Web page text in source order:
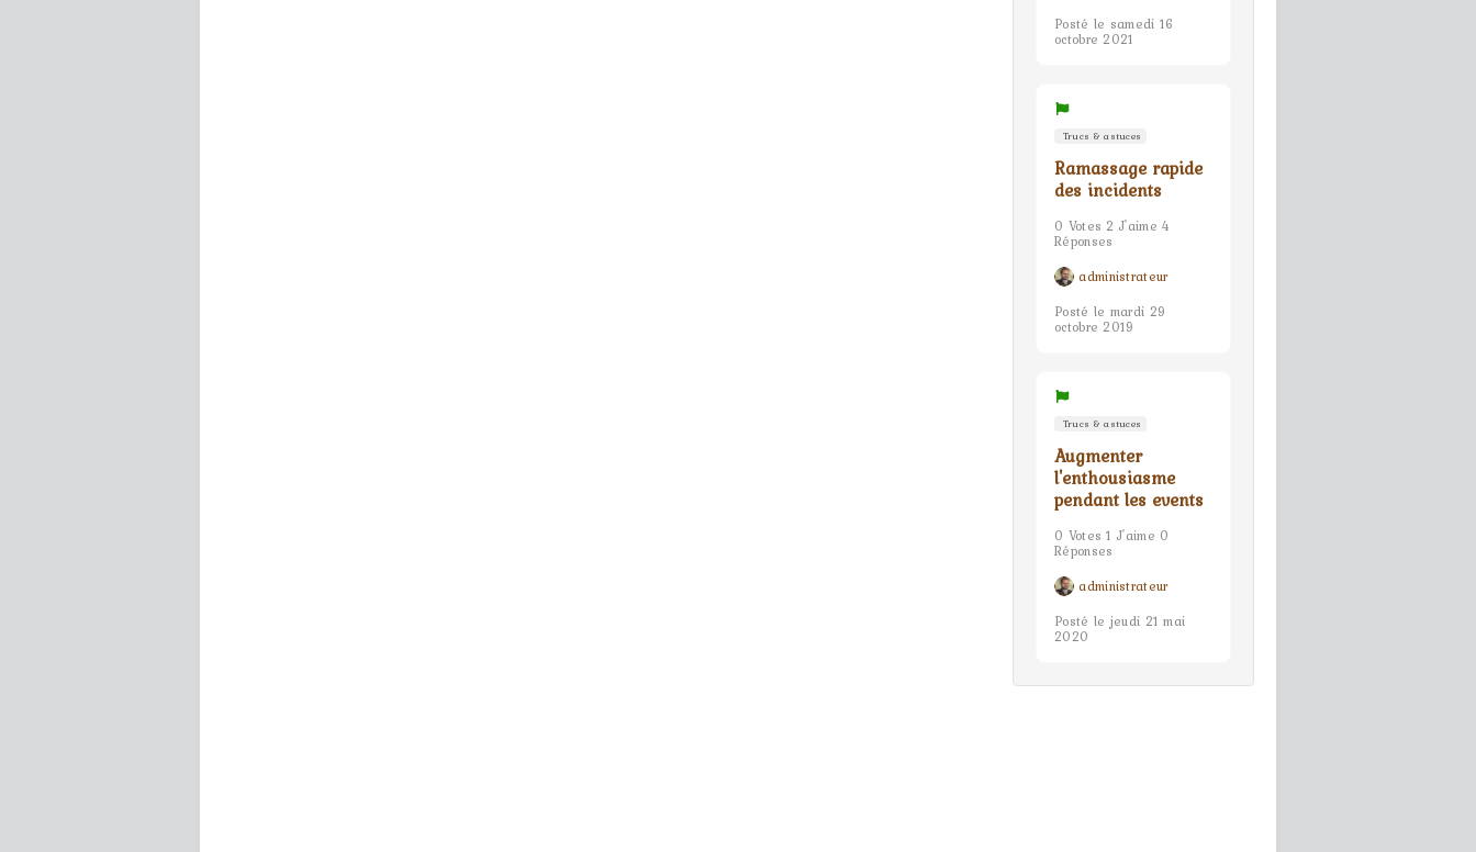
Posté le samedi 16
octobre 2021
Trucs & astuces
Ramassage rapide
des incidents
0 Votes 2 J'aime 4
Réponses
administrateur
Posté le mardi 29
octobre 2019
Trucs & astuces
Augmenter
l'enthousiasme
pendant les events
0 Votes 1 J'aime 0
Réponses
administrateur
Posté le jeudi 21 mai
2020